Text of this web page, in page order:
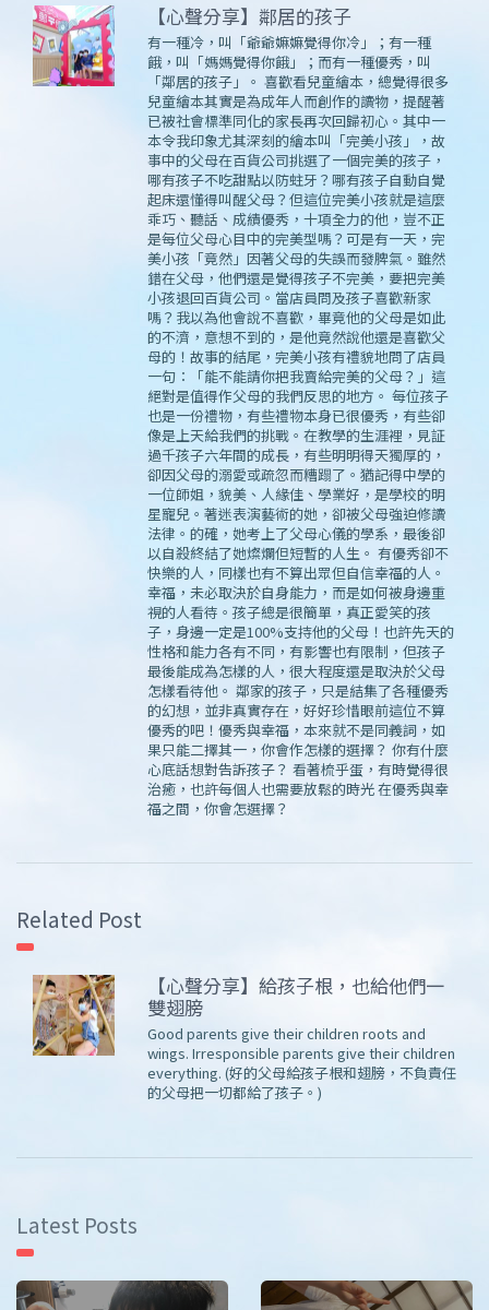
【心聲分享】鄰居的孩子
有一種冷，叫「爺爺嫲嫲覺得你冷」；有一種
餓，叫「媽媽覺得你餓」；而有一種優秀，叫
「鄰居的孩子」。 喜歡看兒童繪本，總覺得很多
兒童繪本其實是為成年人而創作的讀物，提醒著
已被社會標準同化的家長再次回歸初心。其中一
本令我印象尤其深刻的繪本叫「完美小孩」，故
事中的父母在百貨公司挑選了一個完美的孩子，
哪有孩子不吃甜點以防蛀牙？哪有孩子自動自覺
起床還懂得叫醒父母？但這位完美小孩就是這麼
乖巧、聽話、成績優秀，十項全力的他，豈不正
是每位父母心目中的完美型嗎？可是有一天，完
美小孩「竟然」因著父母的失誤而發脾氣。雖然
錯在父母，他們還是覺得孩子不完美，要把完美
小孩退回百貨公司。當店員問及孩子喜歡新家
嗎？我以為他會說不喜歡，畢竟他的父母是如此
的不濟，意想不到的，是他竟然說他還是喜歡父
母的！故事的結尾，完美小孩有禮貌地問了店員
一句：「能不能請你把我賣給完美的父母？」這
絕對是值得作父母的我們反思的地方。 每位孩子
也是一份禮物，有些禮物本身已很優秀，有些卻
像是上天給我們的挑戰。在教學的生涯裡，見証
過千孩子六年間的成長，有些明明得天獨厚的，
卻因父母的溺愛或疏忽而糟蹋了。猶記得中學的
一位師姐，貌美、人緣佳、學業好，是學校的明
星寵兒。著迷表演藝術的她，卻被父母強迫修讀
法律。的確，她考上了父母心儀的學系，最後卻
以自殺終結了她燦爛但短暫的人生。 有優秀卻不
快樂的人，同樣也有不算出眾但自信幸福的人。
幸福，未必取決於自身能力，而是如何被身邊重
視的人看待。孩子總是很簡單，真正愛笑的孩
子，身邊一定是100%支持他的父母！也許先天的
性格和能力各有不同，有影響也有限制，但孩子
最後能成為怎樣的人，很大程度還是取決於父母
怎樣看待他。 鄰家的孩子，只是結集了各種優秀
的幻想，並非真實存在，好好珍惜眼前這位不算
優秀的吧！優秀與幸福，本來就不是同義詞，如
果只能二擇其一，你會作怎樣的選擇？ 你有什麼
心底話想對告訴孩子？ 看著梳乎蛋，有時覺得很
治癒，也許每個人也需要放鬆的時光 在優秀與幸
福之間，你會怎選擇？
Related Post
【心聲分享】給孩子根，也給他們一
雙翅膀
Good parents give their children roots and
wings. Irresponsible parents give their children
everything. (好的父母給孩子根和翅膀，不負責任
的父母把一切都給了孩子。)
Latest Posts